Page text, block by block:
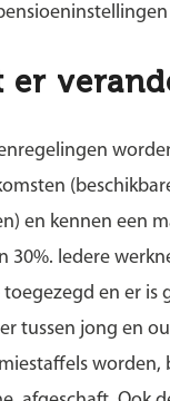
er
en kennen een
30%. Iedere
en er is
tussen jong en
worden,